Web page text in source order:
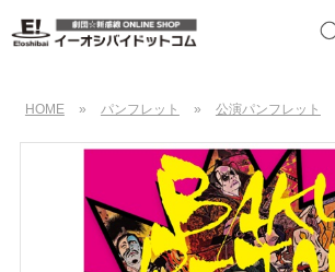
HOME » パンフレット » 公演パンフレット